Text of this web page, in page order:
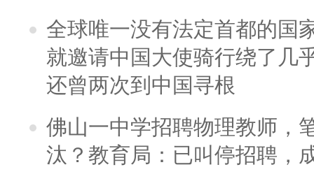
全球唯一没有法定首都的国
就邀请中国大使骑行绕了几
还曾两次到中国寻根
佛山一中学招聘物理教师，
汰？教育局：已叫停招聘，